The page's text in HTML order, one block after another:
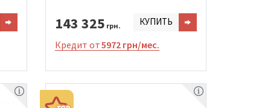
143 325 грн. КУПИТЬ
Кредит от5972 грн/мес.